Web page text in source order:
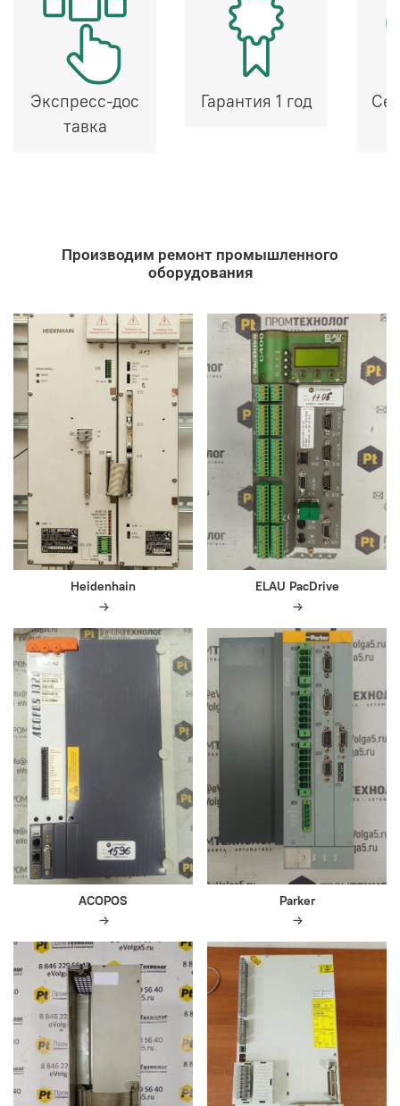
Экспресс-дос
тавка
Гарантия 1 год
Производим ремонт промышленного
оборудования
Heidenhain ELAU PacDrive
ACOPOS Parker